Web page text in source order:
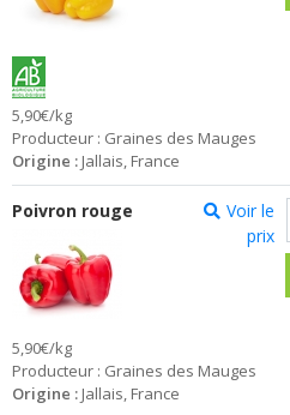
5,90€/kg
Producteur : Graines des Mauges
Origine : Jallais, France
Poivron rouge
Voir le
prix
5,90€/kg
Producteur : Graines des Mauges
Origine : Jallais, France